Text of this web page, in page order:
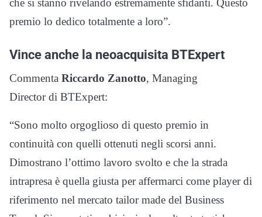
che si stanno rivelando estremamente sfidanti. Questo
premio lo dedico totalmente a loro”.
Vince anche la neoacquisita BTExpert
Commenta Riccardo Zanotto, Managing
Director di BTExpert:
“Sono molto orgoglioso di questo premio in
continuità con quelli ottenuti negli scorsi anni.
Dimostrano l’ottimo lavoro svolto e che la strada
intrapresa è quella giusta per affermarci come player di
riferimento nel mercato tailor made del Business